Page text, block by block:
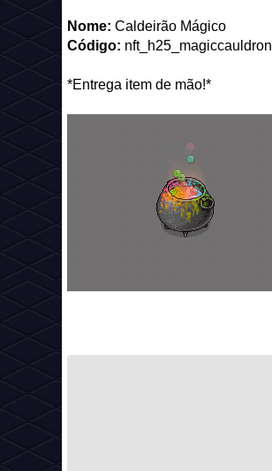
Nome: Caldeirão Mágico
Código: nft_h25_magiccauldron
*Entrega item de mão!*